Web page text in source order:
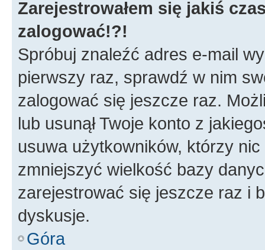
Zarejestrowałem się jakiś
zalogować!?!
Spróbuj znaleźć adres e-mail
pierwszy raz, sprawdź w nim
zalogować się jeszcze raz.
lub usunął Twoje konto z
usuwa użytkowników, którzy
zmniejszyć wielkość bazy
zarejestrować się jeszcze raz i
dyskusje.
Góra